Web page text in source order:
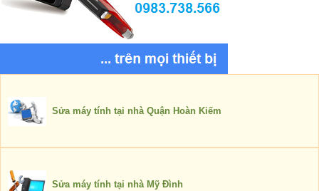
Sửa máy tính tại nhà Quận Hoàn Kiếm
Sửa máy tính tại nhà Mỹ Đình